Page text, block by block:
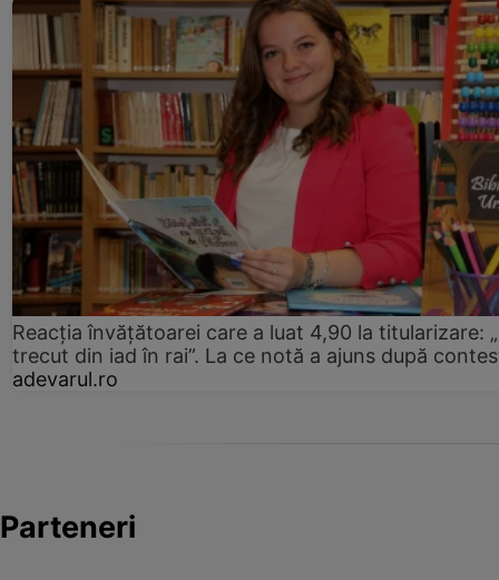
Reacția învățătoarei care a luat 4,90 la titularizare:
trecut din iad în rai”. La ce notă a ajuns după
adevarul.ro
Parteneri